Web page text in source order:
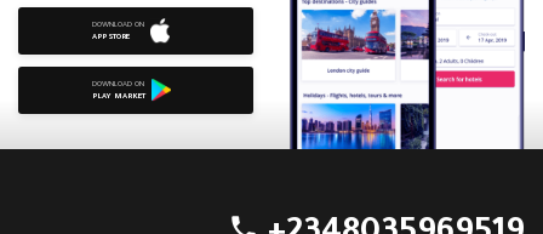
DOWNLOAD ON
APP STORE
DOWNLOAD ON
PLAY MARKET